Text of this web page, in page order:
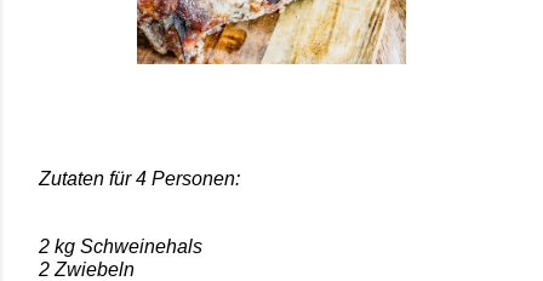
Zutaten für 4 Personen:
2 kg Schweinehals
2 Zwiebeln